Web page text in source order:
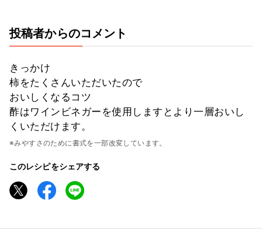
投稿者からのコメント
きっかけ
柿をたくさんいただいたので
おいしくなるコツ
酢はワインビネガーを使用しますとより一層おいし
くいただけます。
※みやすさのために書式を一部改変しています。
このレシピをシェアする